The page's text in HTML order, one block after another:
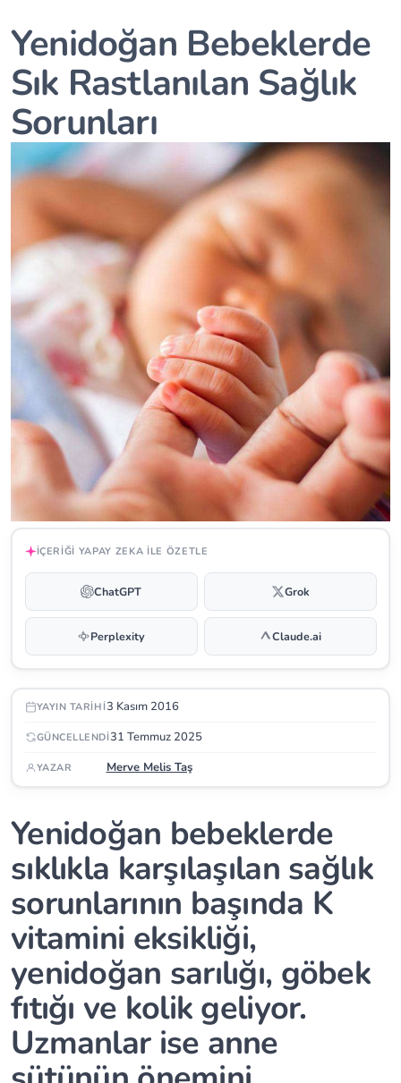
Yenidoğan Bebeklerde
Sık Rastlanılan Sağlık
Sorunları
İÇERIĞI YAPAY ZEKA ILE ÖZETLE
ChatGPT Grok
Perplexity Claude.ai
YAYIN TARIHI3 Kasım 2016
GÜNCELLENDI31 Temmuz 2025
YAZAR Merve Melis Taş
Yenidoğan bebeklerde
sıklıkla karşılaşılan sağlık
sorunlarının başında K
vitamini eksikliği,
yenidoğan sarılığı, göbek
fıtığı ve kolik geliyor.
Uzmanlar ise anne